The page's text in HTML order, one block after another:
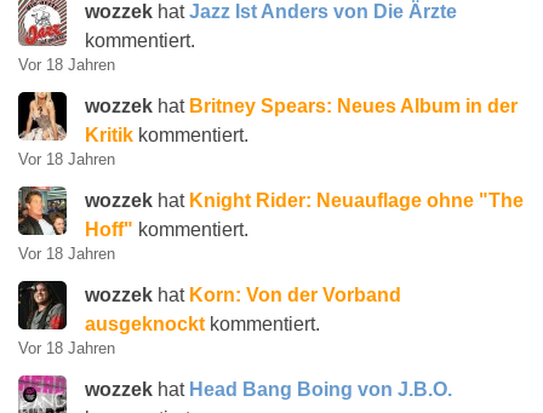
wozzek hatJazz Ist Anders von Die Ärzte
kommentiert.
Vor 18 Jahren
wozzek hat Britney Spears: Neues Album in der
Kritik kommentiert.
Vor 18 Jahren
wozzek hat Knight Rider: Neuauflage ohne "The
Hoff" kommentiert.
Vor 18 Jahren
wozzek hat Korn: Von der Vorband
ausgeknockt kommentiert.
Vor 18 Jahren
wozzek hat Head Bang Boing von J.B.O.